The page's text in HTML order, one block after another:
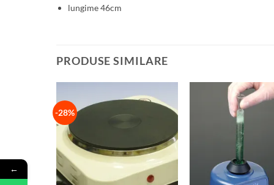
lungime 46cm
PRODUSE SIMILARE
-28%
←